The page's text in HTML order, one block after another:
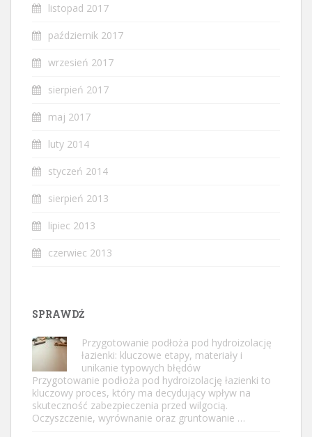
listopad 2017
październik 2017
wrzesień 2017
sierpień 2017
maj 2017
luty 2014
styczeń 2014
sierpień 2013
lipiec 2013
czerwiec 2013
SPRAWDŹ
Przygotowanie podłoża pod hydroizolację
łazienki: kluczowe etapy, materiały i
unikanie typowych błędów
Przygotowanie podłoża pod hydroizolację łazienki to
kluczowy proces, który ma decydujący wpływ na
skuteczność zabezpieczenia przed wilgocią.
Oczyszczenie, wyrównanie oraz gruntowanie …